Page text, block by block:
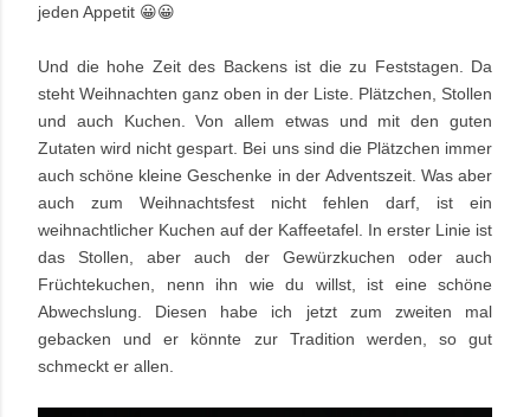
jeden Appetit 😀😀
Und die hohe Zeit des Backens ist die zu Feststagen. Da
steht Weihnachten ganz oben in der Liste. Plätzchen, Stollen
und auch Kuchen. Von allem etwas und mit den guten
Zutaten wird nicht gespart. Bei uns sind die Plätzchen immer
auch schöne kleine Geschenke in der Adventszeit. Was aber
auch zum Weihnachtsfest nicht fehlen darf, ist ein
weihnachtlicher Kuchen auf der Kaffeetafel. In erster Linie ist
das Stollen, aber auch der Gewürzkuchen oder auch
Früchtekuchen, nenn ihn wie du willst, ist eine schöne
Abwechslung. Diesen habe ich jetzt zum zweiten mal
gebacken und er könnte zur Tradition werden, so gut
schmeckt er allen.